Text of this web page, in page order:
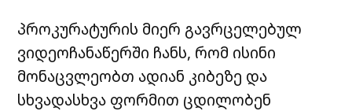
პროკურატურის მიერ გავრცელებულ
ვიდეოჩანაწერში ჩანს, რომ ისინი
მონაცვლეობთ ადიან კიბეზე და
სხვადასხვა ფორმით ცდილობენ